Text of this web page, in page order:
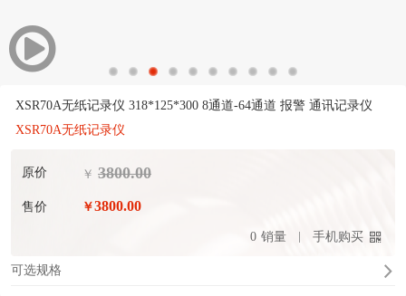
XSR70A无纸记录仪 318*125*300 8通道-64通道 报警 通讯记录仪
XSR70A无纸记录仪
原价 ￥ 3800.00
售价 ￥3800.00
0 销量 手机购买
可选规格